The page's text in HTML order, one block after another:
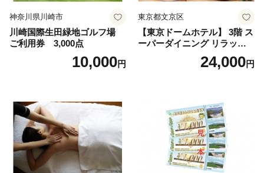
神奈川県川崎市
川崎国際生田緑地ゴルフ場
ご利用券 3,000点
10,000円
東京都文京区
【東京ドームホテル】 3階 ス
ーパーダイニング リラッサ
ランチブッフェ お食事券 大
人1名様分 関東 東京 ご利用
24,000円